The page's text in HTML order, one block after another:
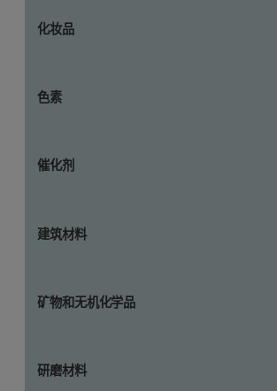
颗粒大小会影响土壤的持水能力、排
化妆品
化妆品的外观、应用和包装受到基础
色素
粒度可影响颜色的着色力。随着着色
催化剂
粒度会影响金属在结构敏感型催化反
建筑材料
水泥的粒度会影响混凝土和水泥成品
矿物和无机化学品
物料的反应性取决于暴露表面积，还
研磨材料